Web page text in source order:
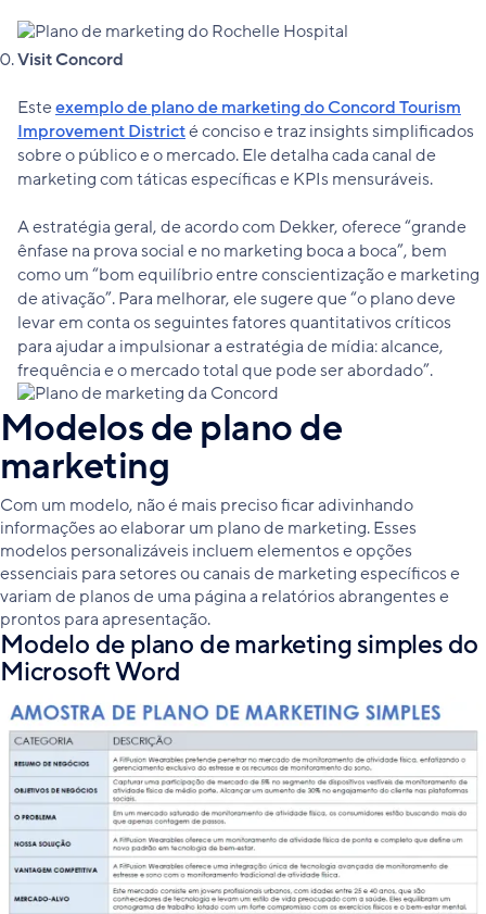
Visit Concord
Esteexemplo de plano de marketing do Concord Tourism
Improvement Districté conciso e traz insights simplificados
sobre o público e o mercado. Ele detalha cada canal de
marketing com táticas específicas e KPIs mensuráveis.
A estratégia geral, de acordo com Dekker, oferece “grande
ênfase na prova social e no marketing boca a boca”, bem
como um “bom equilíbrio entre conscientização e marketing
de ativação”. Para melhorar, ele sugere que “o plano deve
levar em conta os seguintes fatores quantitativos críticos
para ajudar a impulsionar a estratégia de mídia: alcance,
frequência e o mercado total que pode ser abordado”.
Modelos de plano de
marketing
Com um modelo, não é mais preciso ficar adivinhando
informações ao elaborar um plano de marketing. Esses
modelos personalizáveis incluem elementos e opções
essenciais para setores ou canais de marketing específicos e
variam de planos de uma página a relatórios abrangentes e
prontos para apresentação.
Modelo de plano de marketing simples do
Microsoft Word